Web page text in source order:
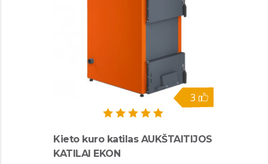
3
Kieto kuro katilas AUKŠTAITIJOS
KATILAI EKON